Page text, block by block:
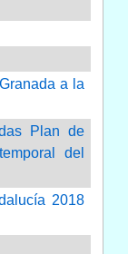
a la
Plan de
del
2018